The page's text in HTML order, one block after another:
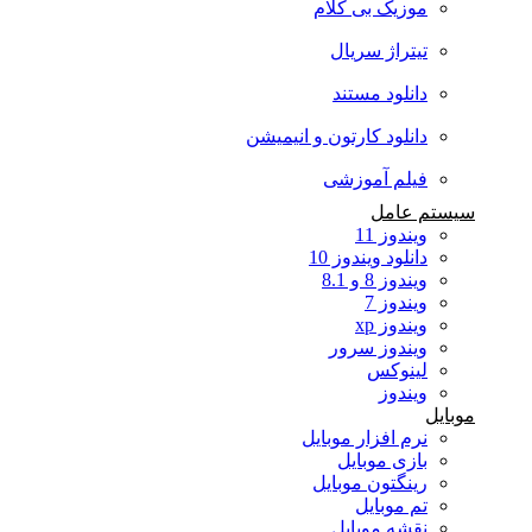
موزیک بی کلام
تیتراژ سریال
دانلود مستند
دانلود کارتون و انیمیشن
فیلم آموزشی
سیستم عامل
ویندوز 11
دانلود ویندوز 10
ویندوز 8 و 8.1
ویندوز 7
ویندوز xp
ویندوز سرور
لینوکس
ویندوز
موبایل
نرم افزار موبایل
بازی موبایل
رینگتون موبایل
تم موبایل
نقشه موبایل